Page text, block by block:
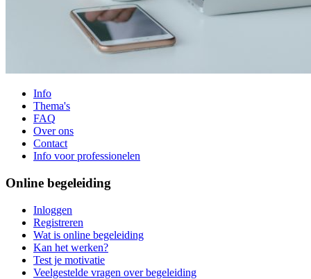
Info
Thema's
FAQ
Over ons
Contact
Info voor professionelen
Online begeleiding
Inloggen
Registreren
Wat is online begeleiding
Kan het werken?
Test je motivatie
Veelgestelde vragen over begeleiding